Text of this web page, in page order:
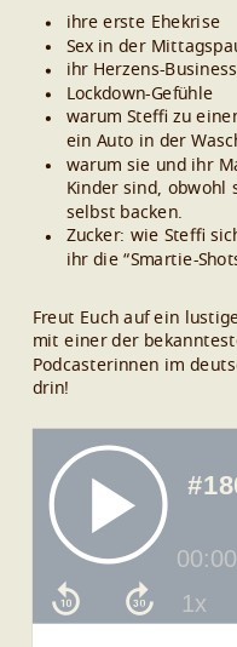
ihre erste Ehekrise
Sex in der
ihr Herzens-
Lockdown-Gefühle
warum Steffi zu
ein Auto in der
warum sie und ihr
Kinder sind, obwohl
selbst backen.
Zucker: wie Steffi
ihr die “Smartie-
Freut Euch auf ein
mit einer der
Podcasterinnen im
drin!